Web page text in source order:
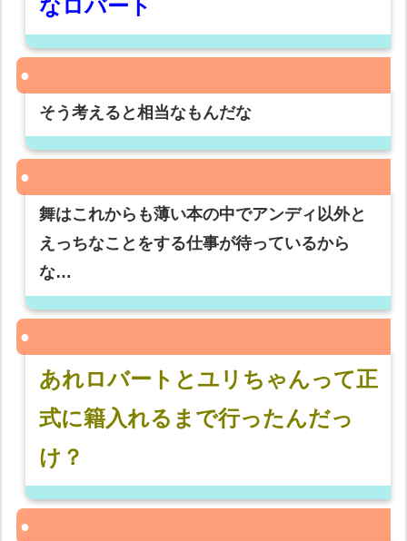
なロバート
そう考えると相当なもんだな
舞はこれからも薄い本の中でアンディ以外と
えっちなことをする仕事が待っているから
な…
あれロバートとユリちゃんって正
式に籍入れるまで行ったんだっ
け？